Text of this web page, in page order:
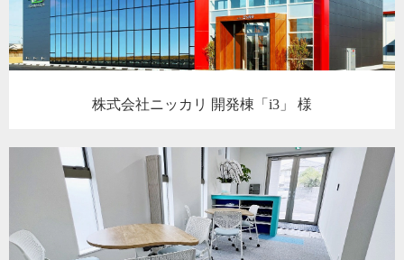
株式会社ニッカリ 開発棟「i3」 様